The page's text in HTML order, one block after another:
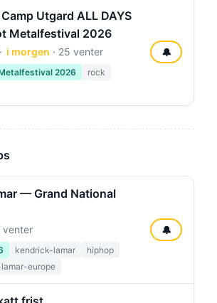
Utgard ALL DAYS
Metalfestival 2026
i morgen · 25 venter
2026
rock
🔔
— Grand National
venter
kendrick-lamar
hiphop
europe
🔔